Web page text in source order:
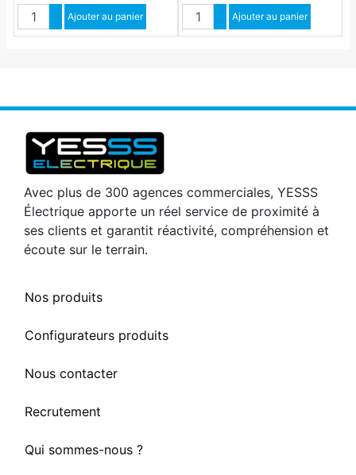
QuantitéAugmenter quantité
Diminuer quantité
Ajouter au panier QuantitéAugmenter quantité
Diminuer quantité
Ajouter au panier
Avec plus de 300 agences commerciales, YESSS
Électrique apporte un réel service de proximité à
ses clients et garantit réactivité, compréhension et
écoute sur le terrain.
Nos produits
Configurateurs produits
Nous contacter
Recrutement
Qui sommes-nous ?